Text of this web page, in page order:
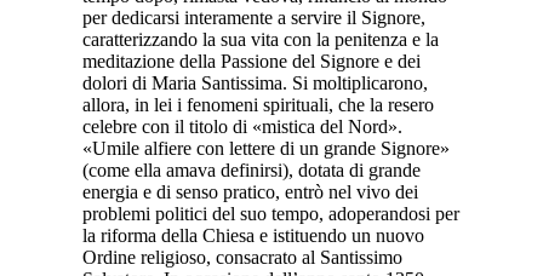
per dedicarsi interamente a servire il Signore,
caratterizzando la sua vita con la penitenza e la
meditazione della Passione del Signore e dei
dolori di Maria Santissima. Si moltiplicarono,
allora, in lei i fenomeni spirituali, che la resero
celebre con il titolo di «mistica del Nord».
«Umile alfiere con lettere di un grande Signore»
(come ella amava definirsi), dotata di grande
energia e di senso pratico, entrò nel vivo dei
problemi politici del suo tempo, adoperandosi per
la riforma della Chiesa e istituendo un nuovo
Ordine religioso, consacrato al Santissimo